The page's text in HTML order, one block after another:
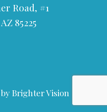
Road, #1
85225
Brighter Vision